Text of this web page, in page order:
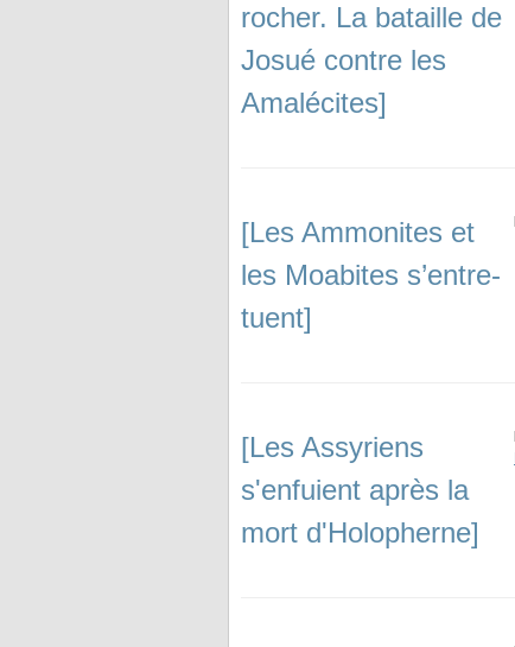
rocher. La bataille de
Josué contre les
Amalécites]
[Les Ammonites et
les Moabites s’entre-
tuent]
[Les Assyriens
s'enfuient après la
mort d'Holopherne]